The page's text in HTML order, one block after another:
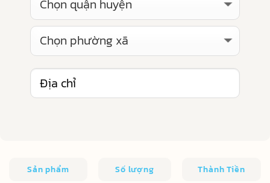
Sản phẩm Số lượng Thành Tiền